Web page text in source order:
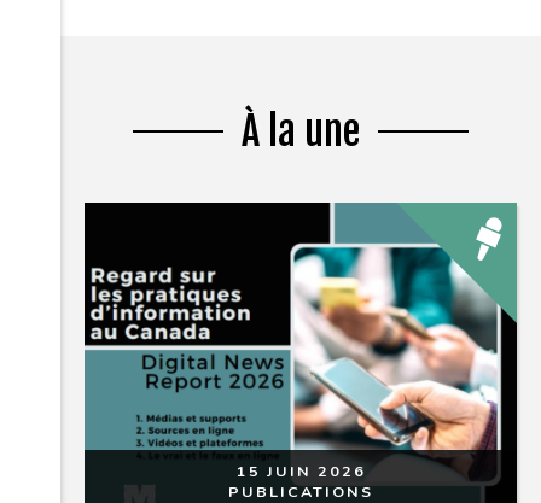
À la une
15 JUIN 2026
PUBLICATIONS